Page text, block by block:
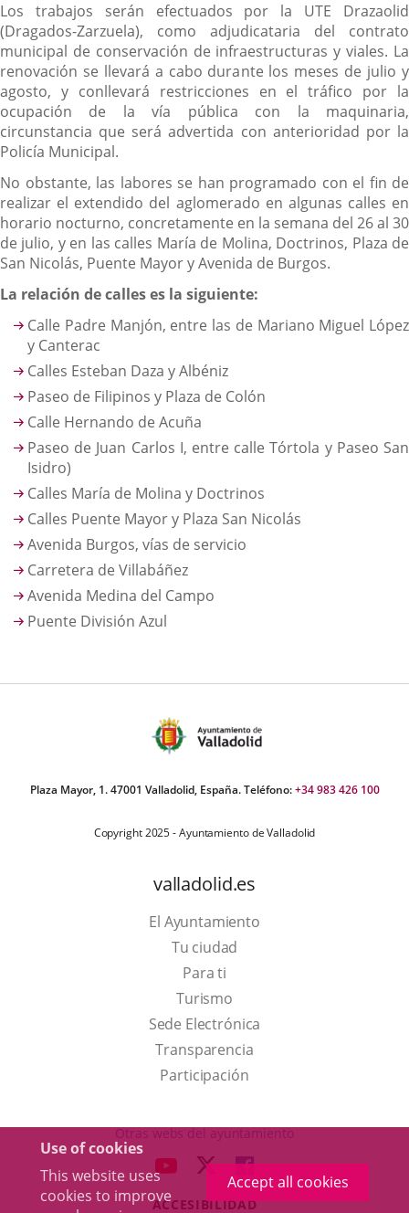
Use of cookies
This website uses
cookies to improve
Accept all cookies
Los trabajos serán efectuados por la UTE Drazaolid
(Dragados-Zarzuela), como adjudicataria del contrato
municipal de conservación de infraestructuras y viales. La
renovación se llevará a cabo durante los meses de julio y
agosto, y conllevará restricciones en el tráfico por la
ocupación de la vía pública con la maquinaria,
circunstancia que será advertida con anterioridad por la
Policía Municipal.
No obstante, las labores se han programado con el fin de
realizar el extendido del aglomerado en algunas calles en
horario nocturno, concretamente en la semana del 26 al 30
de julio, y en las calles María de Molina, Doctrinos, Plaza de
San Nicolás, Puente Mayor y Avenida de Burgos.
La relación de calles es la siguiente:
Calle Padre Manjón, entre las de Mariano Miguel López
y Canterac
Calles Esteban Daza y Albéniz
Paseo de Filipinos y Plaza de Colón
Calle Hernando de Acuña
Paseo de Juan Carlos I, entre calle Tórtola y Paseo San
Isidro)
Calles María de Molina y Doctrinos
Calles Puente Mayor y Plaza San Nicolás
Avenida Burgos, vías de servicio
Carretera de Villabáñez
Avenida Medina del Campo
Puente División Azul
Plaza Mayor, 1. 47001 Valladolid, España. Teléfono:+34 983 426 100
Copyright 2025 - Ayuntamiento de Valladolid
valladolid.es
El Ayuntamiento
Tu ciudad
Para ti
TurismoThis
link
will
open
a
up
window.
Sede Electrónica
Transparencia
Participación
Otras webs del ayuntamiento
LINK LINK
TO
LINK
TO
ACCESIBILIDAD